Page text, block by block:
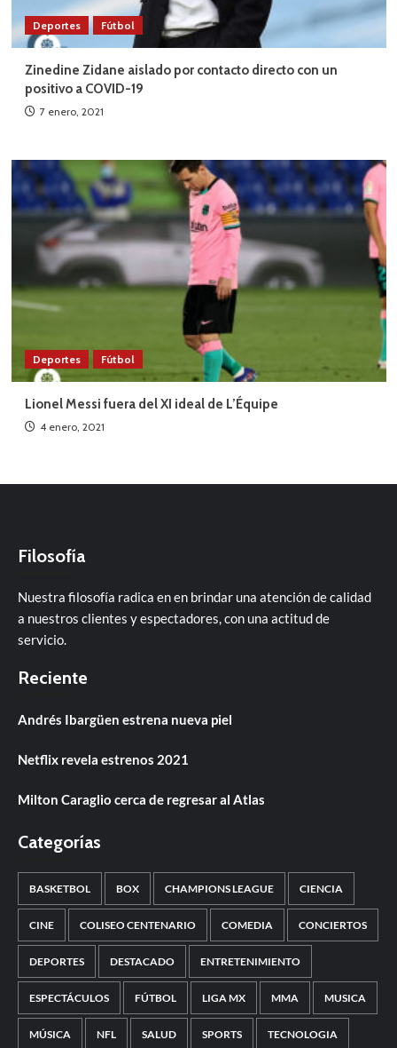
Deportes Fútbol
Zinedine Zidane aislado por contacto directo con un
positivo a COVID-19
7 enero, 2021
Deportes Fútbol
Lionel Messi fuera del XI ideal de L’Équipe
4 enero, 2021
Filosofía
Nuestra filosofía radica en en brindar una atención de calidad
a nuestros clientes y espectadores, con una actitud de
servicio.
Reciente
Andrés Ibargüen estrena nueva piel
Netflix revela estrenos 2021
Milton Caraglio cerca de regresar al Atlas
Categorías
BASKETBOL BOX CHAMPIONS LEAGUE CIENCIA
CINE COLISEO CENTENARIO COMEDIA CONCIERTOS
DEPORTES DESTACADO ENTRETENIMIENTO
ESPECTÁCULOS FÚTBOL LIGA MX MMA MUSICA
MÚSICA NFL SALUD SPORTS TECNOLOGIA